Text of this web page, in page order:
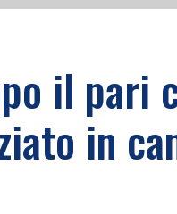
il
in